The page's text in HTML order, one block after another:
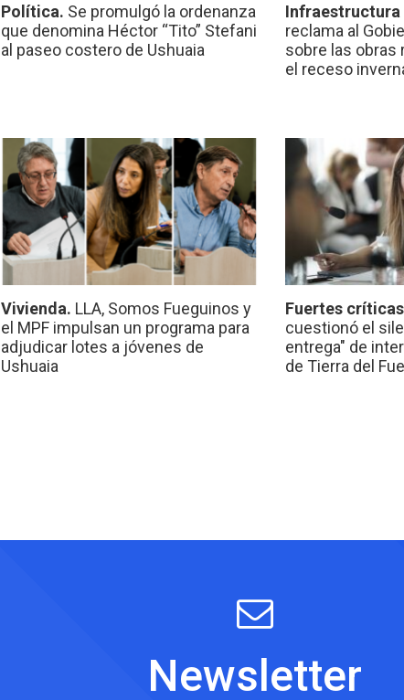
Política. Se promulgó la ordenanza
que denomina Héctor “Tito” Stefani
al paseo costero de Ushuaia
Infraestructura
reclama al
sobre las obras
el receso
Vivienda. LLA, Somos Fueguinos y
el MPF impulsan un programa para
adjudicar lotes a jóvenes de
Ushuaia
Fuertes
cuestionó el
entrega" de
de Tierra del
Newsletter